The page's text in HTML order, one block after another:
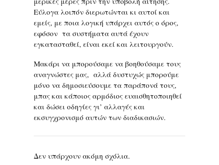
Εύλογα λοιπόν διερωτώνται κι αυτοί και
εμείς, με ποια λογική υπάρχει αυτός ο όρος,
εφόσον τα συστήματα αυτά έχουν
εγκατασταθεί, είναι εκεί και λειτουργούν.
Μακάρι να μπορούσαμε να βοηθούσαμε τους
αναγνώστες μας, αλλά δυστυχώς μπορούμε
μόνο να δημοσιεύσουμε τα παράπονά τους,
μπας και κάποιος αρμόδιος ευαισθητοποιηθεί
και δώσει οδηγίες γι’ αλλαγές και
εκσυγχρονισμό αυτών των διαδικασιών.
Δεν υπάρχουν ακόμη σχόλια.